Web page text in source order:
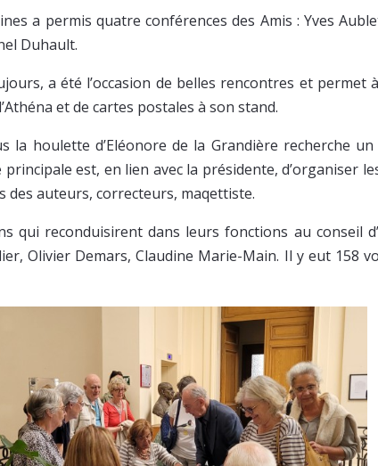
a permis quatre conférences des Amis : Yves
Duhault.
a été l’occasion de belles rencontres et permet
et de cartes postales à son stand.
la houlette d’Eléonore de la Grandière recherche
est, en lien avec la présidente, d’organiser
auteurs, correcteurs, maqettiste.
qui reconduisirent dans leurs fonctions au conseil
Olivier Demars, Claudine Marie-Main. Il y eut 158